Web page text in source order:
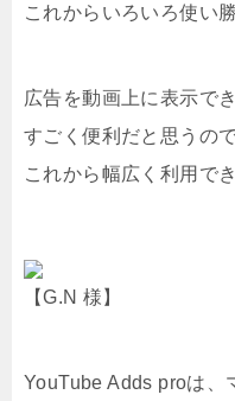
これからいろいろ使い
広告を動画上に表示で
すごく便利だと思うので
これから幅広く利用で
【G.N 様】
YouTube Adds proは、